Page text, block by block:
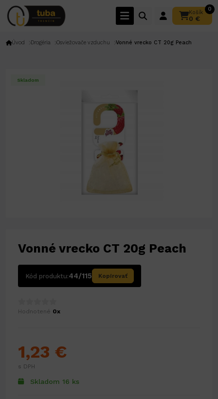
Košík
0
0 €
Úvod Drogéria Osviežovače vzduchu Vonné vrecko CT 20g Peach
Skladom
Vonné vrecko CT 20g Peach
Kód produktu:44/115 Kopírovať
Hodnotené 0x
Skladom 16 ks
1,23 €
s DPH